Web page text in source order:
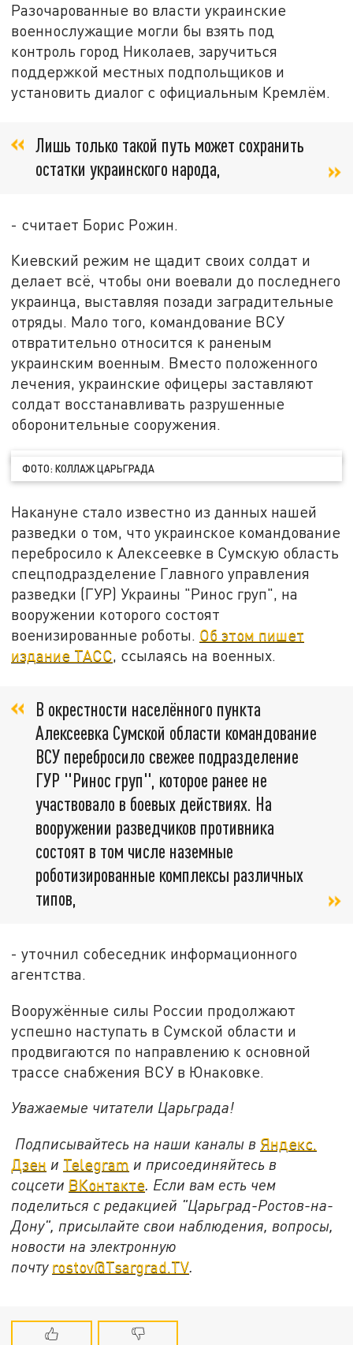
Разочарованные во власти украинские
военнослужащие могли бы взять под
контроль город Николаев, заручиться
поддержкой местных подпольщиков и
установить диалог с официальным Кремлём.
Лишь только такой путь может сохранить
остатки украинского народа,
- считает Борис Рожин.
Киевский режим не щадит своих солдат и
делает всё, чтобы они воевали до последнего
украинца, выставляя позади заградительные
отряды. Мало того, командование ВСУ
отвратительно относится к раненым
украинским военным. Вместо положенного
лечения, украинские офицеры заставляют
солдат восстанавливать разрушенные
оборонительные сооружения.
ФОТО: КОЛЛАЖ ЦАРЬГРАДА
Накануне стало известно из данных нашей
разведки о том, что украинское командование
перебросило к Алексеевке в Сумскую область
спецподразделение Главного управления
разведки (ГУР) Украины "Ринос груп", на
вооружении которого состоят
военизированные роботы. Об этом пишет
издание ТАСС, ссылаясь на военных.
В окрестности населённого пункта
Алексеевка Сумской области командование
ВСУ перебросило свежее подразделение
ГУР "Ринос груп", которое ранее не
участвовало в боевых действиях. На
вооружении разведчиков противника
состоят в том числе наземные
роботизированные комплексы различных
типов,
- уточнил собеседник информационного
агентства.
Вооружённые силы России продолжают
успешно наступать в Сумской области и
продвигаются по направлению к основной
трассе снабжения ВСУ в Юнаковке.
Уважаемые читатели Царьграда!
Подписывайтесь на наши каналы в Яндекс.
Дзен и Telegram и присоединяйтесь в
соцсети ВКонтакте. Если вам есть чем
поделиться с редакцией "Царьград-Ростов-на-
Дону", присылайте свои наблюдения, вопросы,
новости на электронную
почту rostov@Tsargrad.ТV.